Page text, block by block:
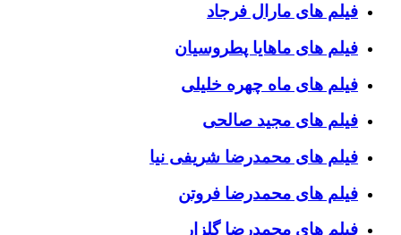
فیلم های مارال فرجاد
فیلم های ماهایا پطروسیان
فیلم های ماه چهره خلیلی
فیلم های مجید صالحی
فیلم های محمدرضا شریفی نیا
فیلم های محمدرضا فروتن
فیلم های محمدرضا گلزار